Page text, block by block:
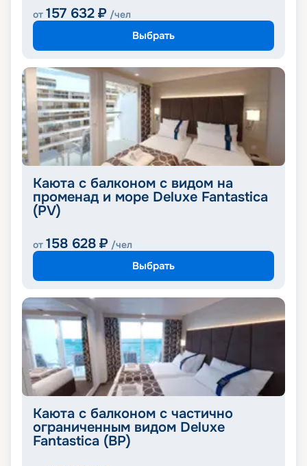
от 157 632 ₽ /чел
Выбрать
Каюта с балконом с видом на
променад и море Deluxe Fantastica
(PV)
от 158 628 ₽ /чел
Выбрать
Каюта с балконом с частично
ограниченным видом Deluxe
Fantastica (BP)